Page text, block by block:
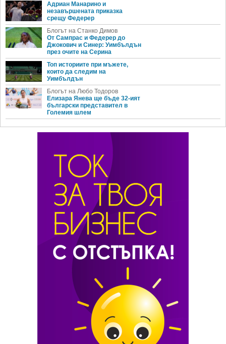
Адриан Манарино и
незавършената приказка
срещу Федерер
Блогът на Станко Димов
От Сампрас и Федерер до
Джокович и Синер: Уимбълдън
през очите на Серина
Топ историите при мъжете,
които да следим на
Уимбълдън
Блогът на Любо Тодоров
Елизара Янева ще бъде 32-ият
български представител в
Големия шлем